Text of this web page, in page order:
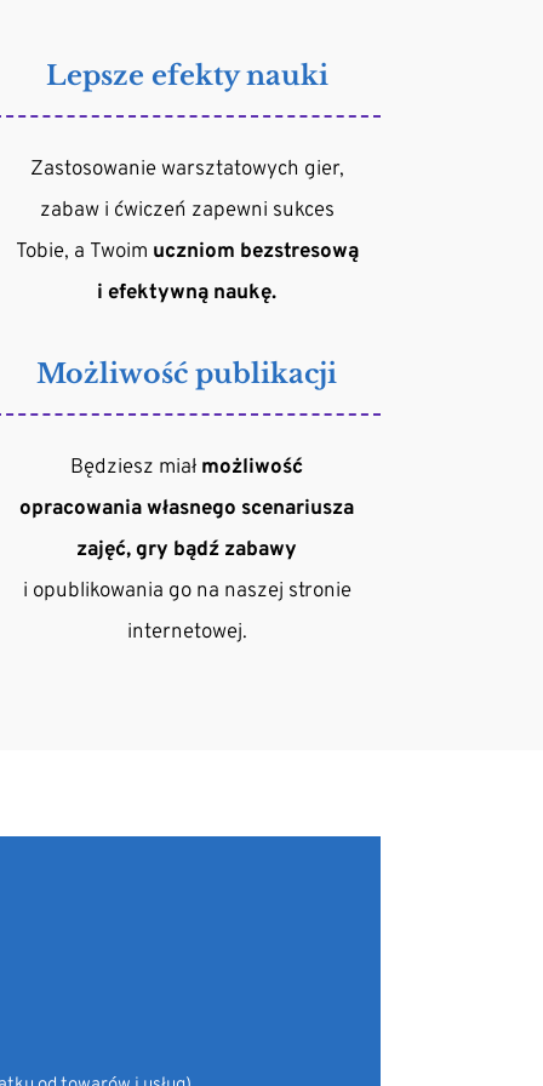
Lepsze efekty nauki
Zastosowanie warsztatowych gier,
zabaw i ćwiczeń zapewni sukces
Tobie, a Twoim uczniom bezstresową
i efektywną naukę.
Możliwość publikacji
Będziesz miał możliwość
opracowania własnego scenariusza
zajęć, gry bądź zabawy
i opublikowania go na naszej stronie
internetowej.